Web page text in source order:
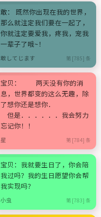
敢： 既然你出现在我的世界，
那么就注定我们要在一起了，
你就注定要爱我，疼我，宠我
一辈子了哦~！
敢してじます 第 [785] 条
宝贝： 两天没有你的消
息，世界都变的这么无趣，除
了想你还是想你．
但是．．．．．．我会努力
忘记你！！
星 第 [784] 条
宝贝：我就要生日了，你会陪
我过吗？我的生日愿望你会帮
我实现吗？
小虫 第 [783] 条